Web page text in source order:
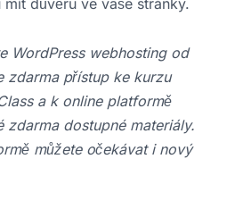
důvěru ve vaše stránky.
WordPress webhosting od
zdarma přístup ke kurzu
a k online platformě
zdarma dostupné materiály.
můžete očekávat i nový